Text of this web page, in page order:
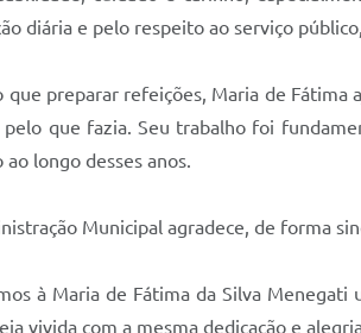
diária e pelo respeito ao serviço
que preparar refeições, Maria de
que fazia. Seu trabalho foi
ao longo desses anos.
Municipal agradece, de forma
à Maria de Fátima da Silva
vivida com a mesma dedicação e